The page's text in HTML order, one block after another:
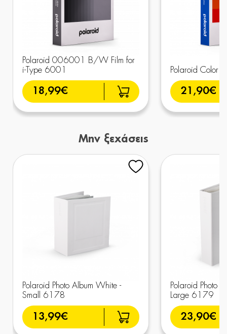
Polaroid 006001 B/W Film for
i-Type 6001
18,99€
Polaroid Color
21,90€
Μην ξεχάσεις
Polaroid Photo Album White -
Small 6178
13,99€
Polaroid Photo
Large 6179
23,90€